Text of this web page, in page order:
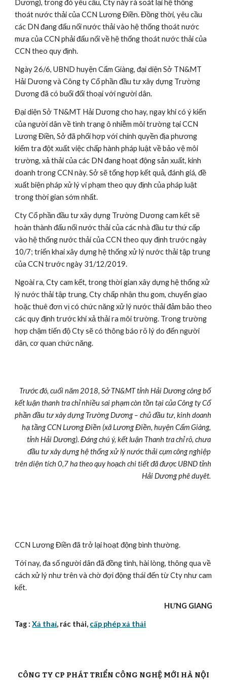
Dương), trong đó yêu cầu, Cty này rà soát lại hệ thống
thoát nước thải của CCN Lương Điền. Đồng thời, yêu cầu
các DN đang đấu nối nước thải vào hệ thống thoát nước
mưa của CCN phải đấu nối về hệ thống thoát nước thải của
CCN theo quy định.
Ngày 26/6, UBND huyện Cẩm Giàng, đại diện Sở TN&MT
Hải Dương và Công ty Cổ phần đầu tư xây dựng Trường
Dương đã có buổi đối thoại với người dân.
Đại diện Sở TN&MT Hải Dương cho hay, ngay khi có ý kiến
của người dân về tình trạng ô nhiễm môi trường tại CCN
Lương Điền, Sở đã phối hợp với chính quyền địa phương
kiểm tra đột xuất việc chấp hành pháp luật về bảo vệ môi
trường, xả thải của các DN đang hoạt động sản xuất, kinh
doanh trong CCN này. Sở sẽ tổng hợp kết quả, đánh giá, đề
xuất biện pháp xử lý vi phạm theo quy định của pháp luật
trong thời gian sớm nhất.
Cty Cổ phần đầu tư xây dựng Trường Dương cam kết sẽ
hoàn thành đấu nối nước thải của các nhà đầu tư thứ cấp
vào hệ thống nước thải của CCN theo quy định trước ngày
10/7; triển khai xây dựng hệ thống xử lý nước thải tập trung
của CCN trước ngày 31/12/2019.
Ngoài ra, Cty cam kết, trong thời gian xây dựng hệ thống xử
lý nước thải tập trung, Cty chấp nhận thu gom, chuyển giao
hoặc thuê đơn vị có chức năng xử lý nước thải đảm bảo theo
các quy định trước khi xả thải ra môi trường. Trong trường
hợp chậm tiến độ Cty sẽ có thông báo rõ lý do đến người
dân, cơ quan chức năng.
Trước đó, cuối năm 2018, Sở TN&MT tỉnh Hải Dương công bố
kết luận thanh tra chỉ nhiều sai phạm còn tồn tại của Công ty Cổ
phần đầu tư xây dựng Trường Dương – chủ đầu tư, kinh doanh
hạ tầng CCN Lương Điền (xã Lương Điền, huyện Cẩm Giàng,
tỉnh Hải Dương). Đáng chú ý, kết luận Thanh tra chỉ rõ, chưa
đầu tư xây dựng hệ thống xử lý nước thải cụm công nghiệp
trên diện tích 0,7 ha theo quy hoạch chi tiết đã được UBND tỉnh
Hải Dương phê duyêt.
CCN Lương Điền đã trở lại hoạt động bình thường.
Tới nay, đa số người dân đã đồng tình, hài lòng, thông qua về
cách xử lý như trên và chờ đợi động thái đến từ Cty như cam
kết.
HƯNG GIANG
Tag : Xả thaỉ, rác thải, cấp phép xả thải
CÔNG TY CP PHÁT TRIỂN CÔNG NGHỆ MỚI HÀ NỘI